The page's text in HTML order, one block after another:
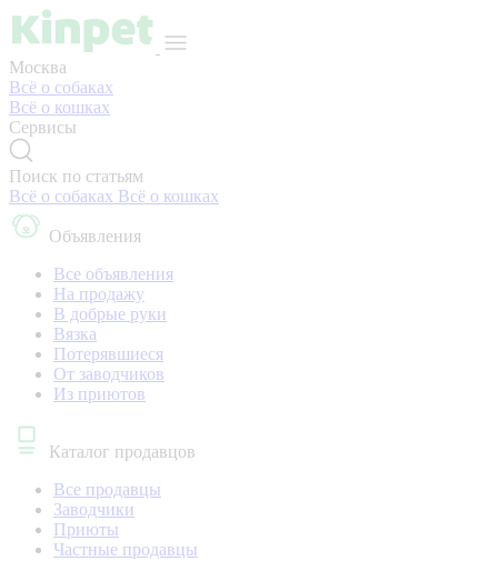
Москва
Всё о собаках
Всё о кошках
Сервисы
Поиск по статьям
Всё о собаках Всё о кошках
Объявления
Все объявления
На продажу
В добрые руки
Вязка
Потерявшиеся
От заводчиков
Из приютов
Каталог продавцов
Все продавцы
Заводчики
Приюты
Частные продавцы